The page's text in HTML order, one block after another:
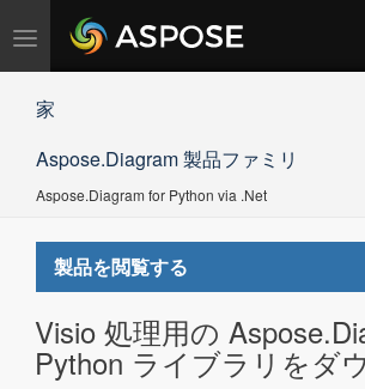
ナ
ー
ョ
の
家
Aspose.Diagram 製品ファミリ
Aspose.Diagram for Python via .Net
製品を閲覧する
Visio 処理用の
Python ライブラリをダ